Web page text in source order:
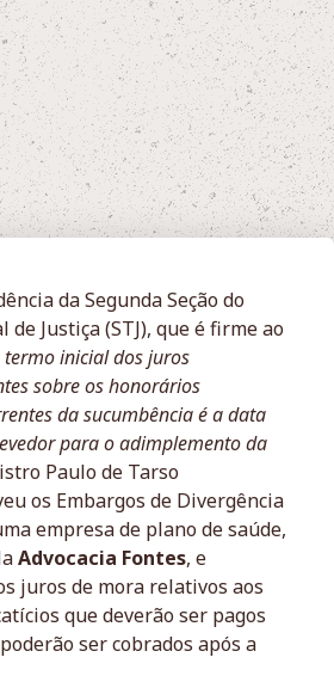
da Segunda Seção do
Justiça (STJ), que é firme ao
termo inicial dos juros
sobre os honorários
da sucumbência é a data
para o adimplemento da
Paulo de Tarso
os Embargos de Divergência
empresa de plano de saúde,
Advocacia Fontes, e
juros de mora relativos aos
que deverão ser pagos
ser cobrados após a